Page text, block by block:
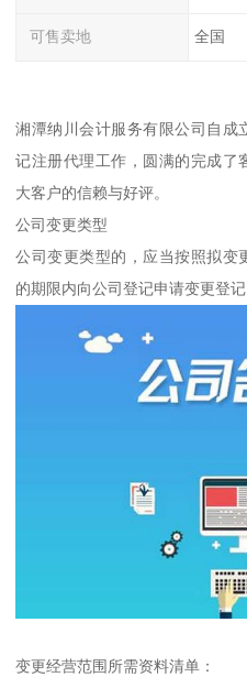
可售卖地 全国
湘潭纳川会计服务有限公司自成
记注册代理工作，圆满的完成了
大客户的信赖与好评。
公司变更类型
公司变更类型的，应当按照拟变
的期限内向公司登记申请变更登记
变更经营范围所需资料清单：